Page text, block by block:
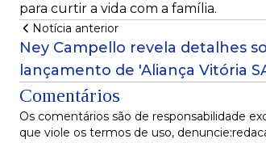
para curtir a vida com a família.
Notícia anterior
Ney Campello revela detalhes
lançamento de 'Aliança Vitória
disputa de cargo administrativo
confira podcast
Comentários
Os comentários são de responsabilidade
que viole os termos de uso,